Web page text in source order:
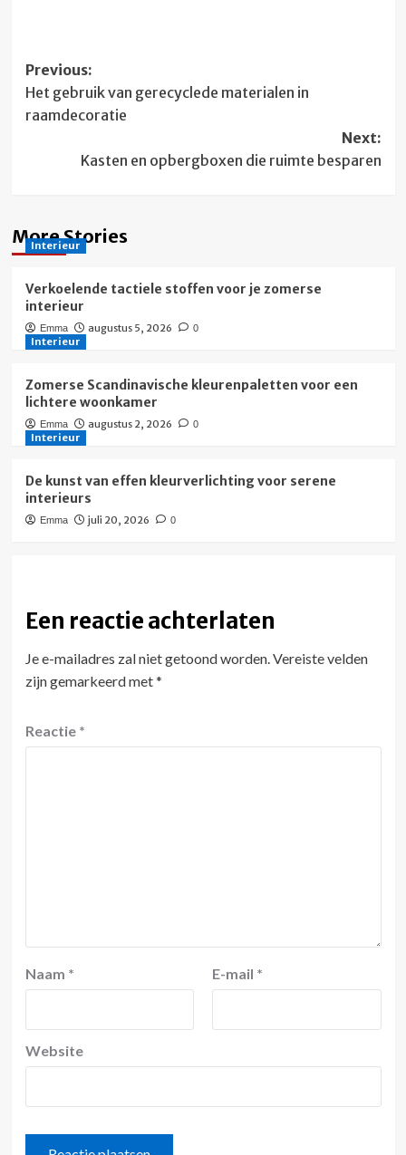
Post
navigation
Previous:
Het gebruik van gerecyclede materialen in
raamdecoratie
Next:
Kasten en opbergboxen die ruimte besparen
More Stories
Interieur
Verkoelende tactiele stoffen voor je zomerse
interieur
Emma augustus 5, 2026 0
Interieur
Zomerse Scandinavische kleurenpaletten voor een
lichtere woonkamer
Emma augustus 2, 2026 0
Interieur
De kunst van effen kleurverlichting voor serene
interieurs
Emma juli 20, 2026 0
Een reactie achterlaten
Je e-mailadres zal niet getoond worden. Vereiste velden
zijn gemarkeerd met*
Reactie *
Naam * E-mail *
Website